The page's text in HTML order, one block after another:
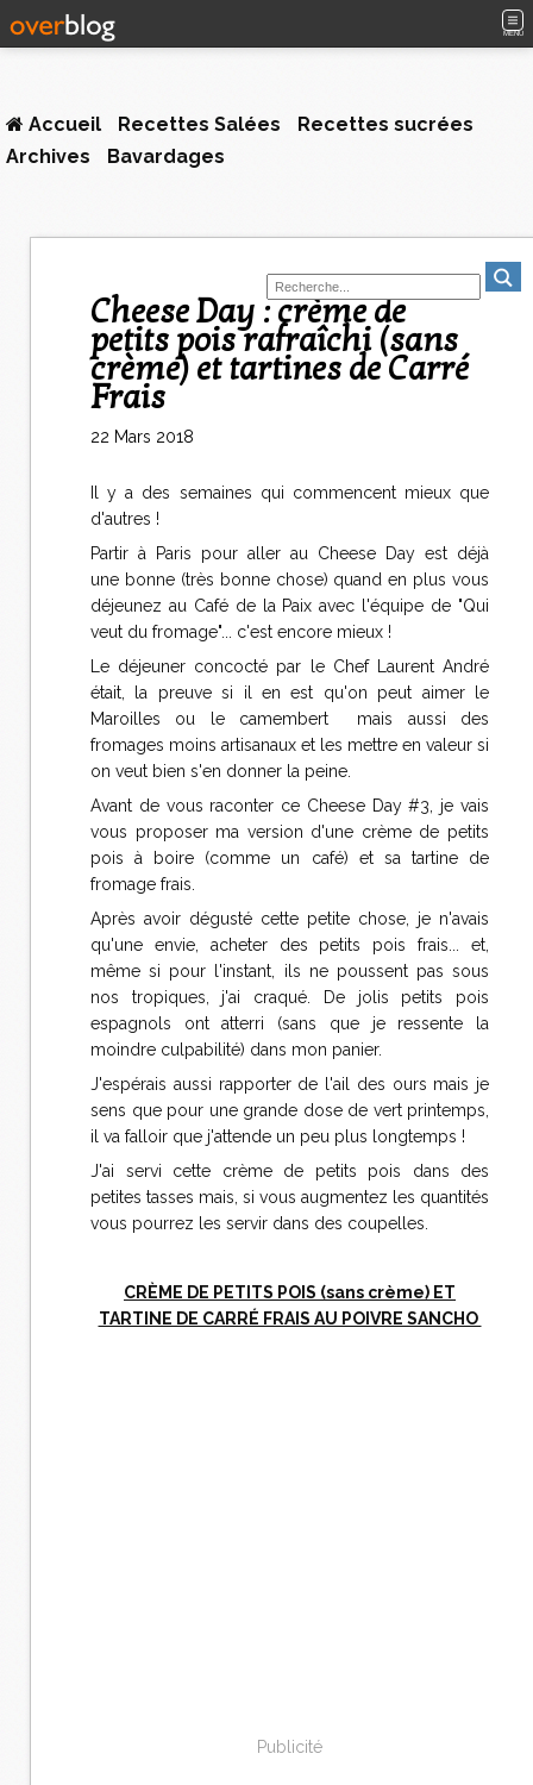
MENU
Accueil Recettes Salées
Recettes sucrées
Archives
Bavardages
Cheese Day : crème de
petits pois rafraîchi (sans
crème) et tartines de Carré
Frais
22 Mars 2018
Il y a des semaines qui commencent mieux que
d'autres !
Partir à Paris pour aller au Cheese Day est déjà
une bonne (très bonne chose) quand en plus vous
déjeunez au Café de la Paix avec l'équipe de "Qui
veut du fromage"... c'est encore mieux !
Le déjeuner concocté par le Chef Laurent André
était, la preuve si il en est qu'on peut aimer le
Maroilles ou le camembert mais aussi des
fromages moins artisanaux et les mettre en valeur si
on veut bien s'en donner la peine.
Avant de vous raconter ce Cheese Day #3, je vais
vous proposer ma version d'une crème de petits
pois à boire (comme un café) et sa tartine de
fromage frais.
Après avoir dégusté cette petite chose, je n'avais
qu'une envie, acheter des petits pois frais... et,
même si pour l'instant, ils ne poussent pas sous
nos tropiques, j'ai craqué. De jolis petits pois
espagnols ont atterri (sans que je ressente la
moindre culpabilité) dans mon panier.
J'espérais aussi rapporter de l'ail des ours mais je
sens que pour une grande dose de vert printemps,
il va falloir que j'attende un peu plus longtemps !
J'ai servi cette crème de petits pois dans des
petites tasses mais, si vous augmentez les quantités
vous pourrez les servir dans des coupelles.
CRÈME DE PETITS POIS (sans crème) ET
TARTINE DE CARRÉ FRAIS AU POIVRE SANCHO
Publicité